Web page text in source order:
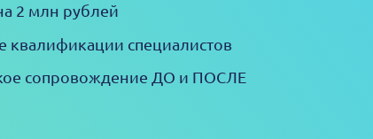
2 млн рублей
специалистов
сопровождение ДО и ПОСЛЕ